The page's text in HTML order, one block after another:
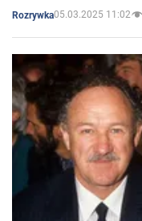
Rozrywka05.03.2025 11:02